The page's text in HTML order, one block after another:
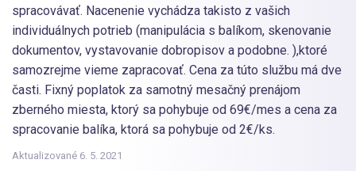
spracovávať. Nacenenie vychádza takisto z vašich
individuálnych potrieb (manipulácia s balíkom, skenovanie
dokumentov, vystavovanie dobropisov a podobne. ),ktoré
samozrejme vieme zapracovať. Cena za túto službu má dve
časti. Fixný poplatok za samotný mesačný prenájom
zberného miesta, ktorý sa pohybuje od 69€/mes a cena za
spracovanie balíka, ktorá sa pohybuje od 2€/ks.
Aktualizované 6. 5. 2021